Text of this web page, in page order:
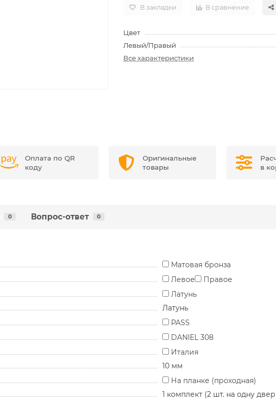
В закладки В сравнение
Цвет
Левый/Правый
Все характеристики
Оплата по QR
коду
Оригинальные
товары
в
0 Вопрос-ответ 0
Матовая бронза
Левое
Правое
Латунь
Латунь
PASS
DANIEL 308
Италия
10 мм
На планке (проходная)
1 комплект (2 шт. на одну